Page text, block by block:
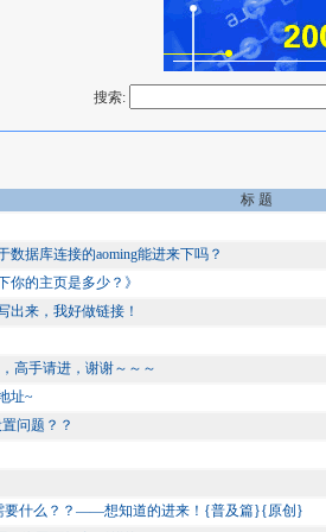
搜索:
标 题
数据库连接的aoming能进来下吗？
你的主页是多少？》
出来，我好做链接！
高手请进，谢谢～～～
址~
问题？？
要什么？？――想知道的进来！{普及篇}{原创}